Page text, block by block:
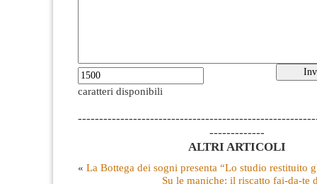
caratteri disponibili
-------------
ALTRI ARTICOLI
« La Bottega dei sogni presenta “Lo studio restituito
Su le maniche: il riscatto fai-da-te